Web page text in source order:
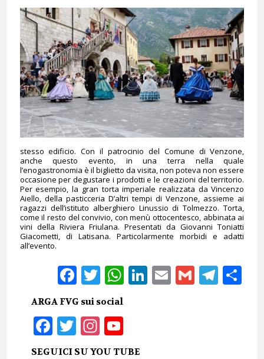
stesso edificio. Con il patrocinio del Comune di Venzone,
anche questo evento, in una terra nella quale
l’enogastronomia è il biglietto da visita, non poteva non essere
occasione per degustare i prodotti e le creazioni del territorio.
Per esempio, la gran torta imperiale realizzata da Vincenzo
Aiello, della pasticceria D’altri tempi di Venzone, assieme ai
ragazzi dell’istituto alberghiero Linussio di Tolmezzo. Torta,
come il resto del convivio, con menù ottocentesco, abbinata ai
vini della Riviera Friulana. Presentati da Giovanni Toniatti
Giacometti, di Latisana. Particolarmente morbidi e adatti
all’evento.
Facebook
Twitter
WhatsApp
LinkedIn
EmailGmail
ARGA FVG sui social
Facebook
Twitter
Instagram
YouTube
SEGUICI SU YOU TUBE